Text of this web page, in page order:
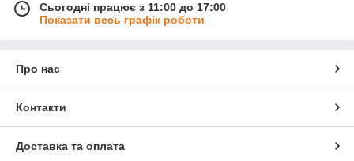
Сьогодні працює з 11:00 до 17:00
Показати весь графік роботи
Про нас
Контакти
Доставка та оплата